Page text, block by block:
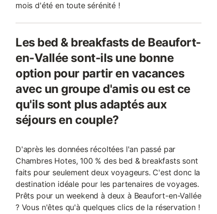
mois d'été en toute sérénité !
Les bed & breakfasts de Beaufort-
en-Vallée sont-ils une bonne
option pour partir en vacances
avec un groupe d'amis ou est ce
qu'ils sont plus adaptés aux
séjours en couple?
D'après les données récoltées l'an passé par
Chambres Hotes, 100 % des bed & breakfasts sont
faits pour seulement deux voyageurs. C'est donc la
destination idéale pour les partenaires de voyages.
Prêts pour un weekend à deux à Beaufort-en-Vallée
? Vous n'êtes qu'à quelques clics de la réservation !